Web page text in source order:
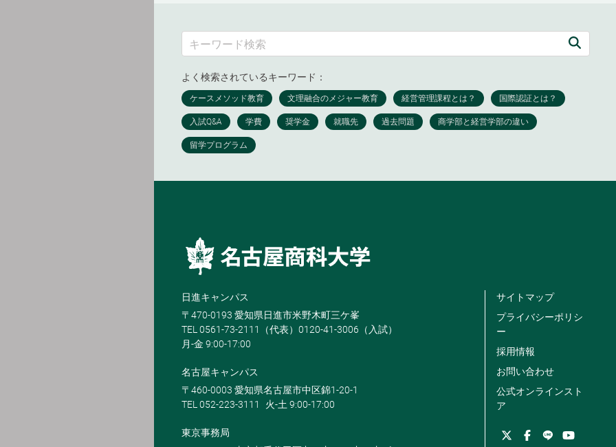
よく検索されているキーワード：
日進キャンパス
〒470-0193 愛知県日進市米野木町三ケ峯
TEL 0561-73-2111（代表）0120-41-3006（入試）
月-金 9:00-17:00
名古屋キャンパス
〒460-0003 愛知県名古屋市中区錦1-20-1
TEL 052-223-3111
火-土 9:00-17:00
東京事務局
サイトマップ
プライバシーポリシ
ー
採用情報
お問い合わせ
公式オンラインスト
ア